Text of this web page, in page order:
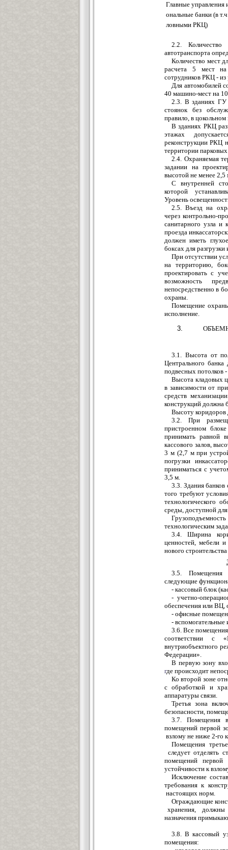
Главные управления
ональные банки (в
ловными РКЦ)
2.2. Количество
автотранспорта
Количество мест
расчета 5 мест
сотрудников РКЦ -
Для автомобилей
40 машино-мест на
2.3. В зданиях ГУ
стоянок без
правило, в
В зданиях РКЦ
этажах
реконструкции РКЦ
территории парковых
2.4. Охраняемая
задании на
высотой не менее 2,5
С внутренней
которой
Уровень
2.5. Въезд на
через контрольно-
санитарного узла
проезда
должен иметь
боксах для
При отсутствии
на территорию,
проектировать с
возможность
непосредственно в
охраны.
Помещение
исполнение.
3.1. Высота от
Центрального
подвесных потолков
Высота кладовых
в зависимости от
средств
конструкций должна
Высоту коридоров
3.2. При
пристроенном
принимать равной
кассового залов,
3 м (2,7 м при
погрузки
приниматься с
3,5 м.
3.3. Здания
того требуют
технологического
среды, доступной
технологическим
3.4. Ширина
ценностей, мебели
нового
3.5. Помещения
следующие
- кассовый блок
- учетно-
обеспечения или ВЦ,
- офисные
-
3.6. Все
соответствии с
внутриобъектного
Федерации».
В первую зону
где происходит
Ко второй зоне
с обработкой и
аппаратуры связи.
Третья зона
безопасности,
3.7. Помещения
помещений первой з
взлому не ниже 2-го
Помещения
следует отделять
помещений первой
устойчивости к
Исключение
требования к
настоящих норм.
Ограждающие
хранения,
назначения примыкаю
3.8. В кассовый у
помещения: